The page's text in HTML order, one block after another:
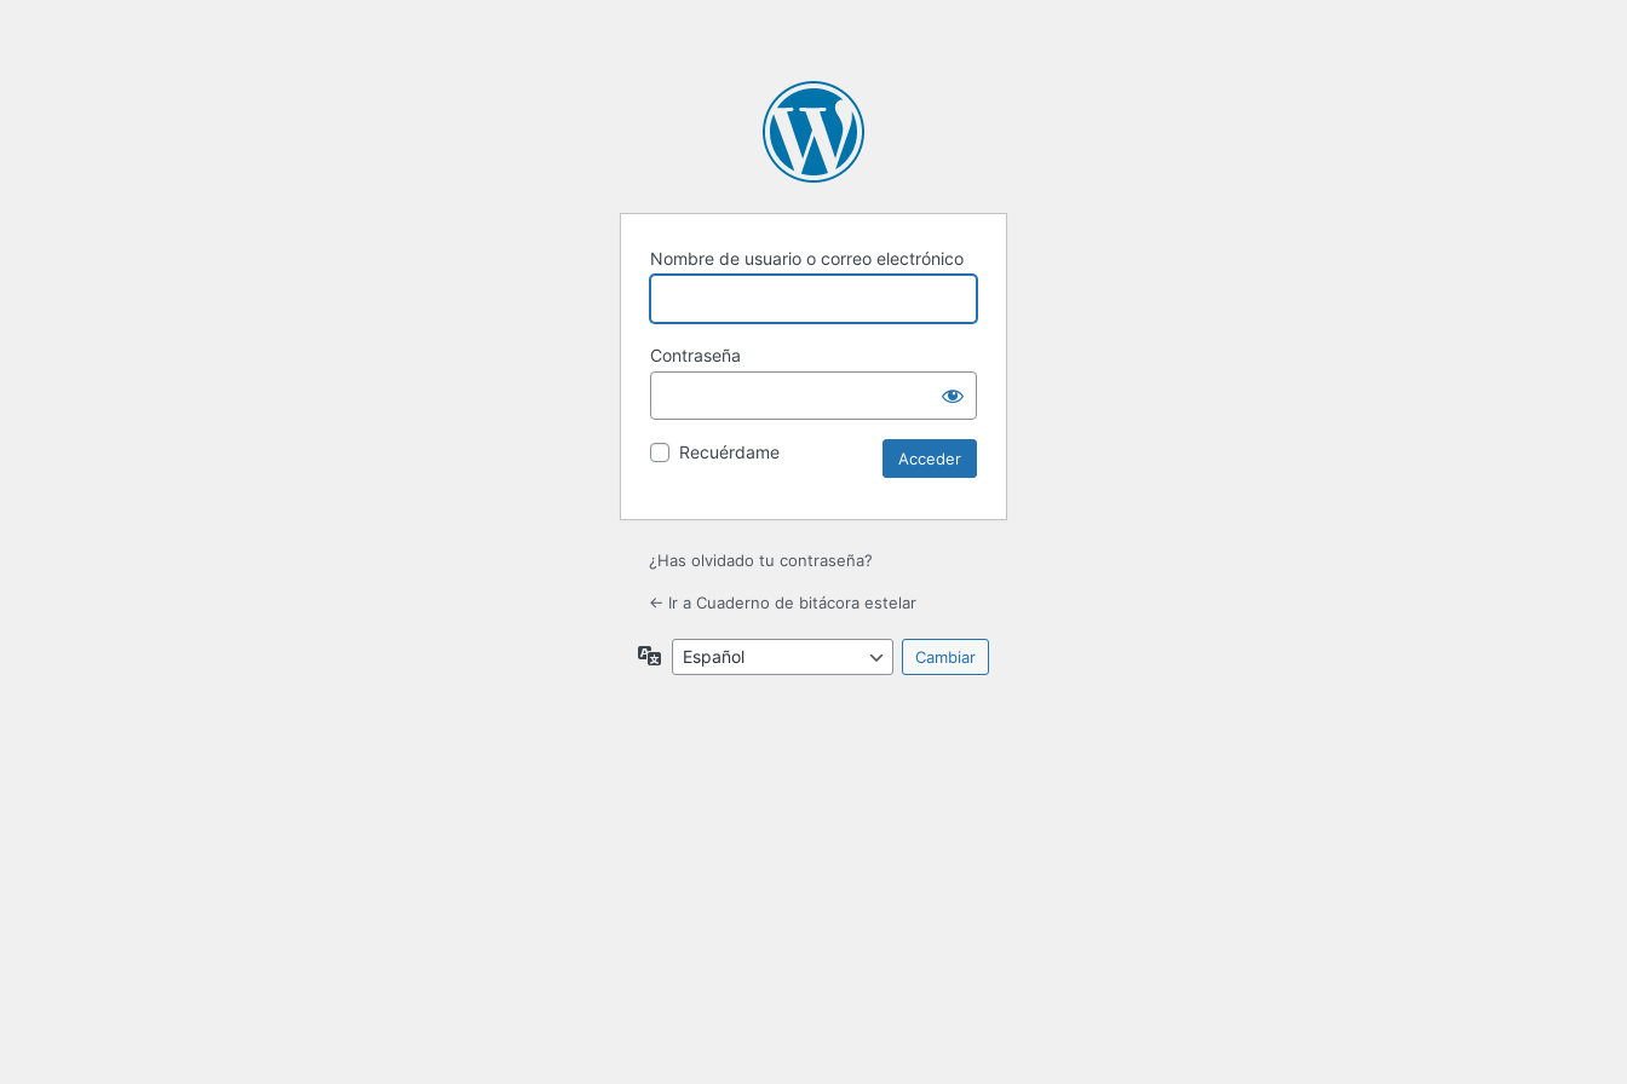
Nombre de usuario o correo electrónico
Contraseña
Recuérdame
¿Has olvidado tu contraseña?
← Ir a Cuaderno de bitácora estelar
Idioma